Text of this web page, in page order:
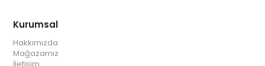
Kurumsal
Hakkımızda
Mağazamız